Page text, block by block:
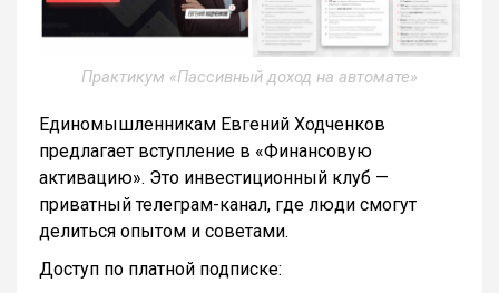
Практикум «Пассивный доход на автомате»
Единомышленникам Евгений Ходченков
предлагает вступление в «Финансовую
активацию». Это инвестиционный клуб —
приватный телеграм-канал, где люди смогут
делиться опытом и советами.
Доступ по платной подписке: